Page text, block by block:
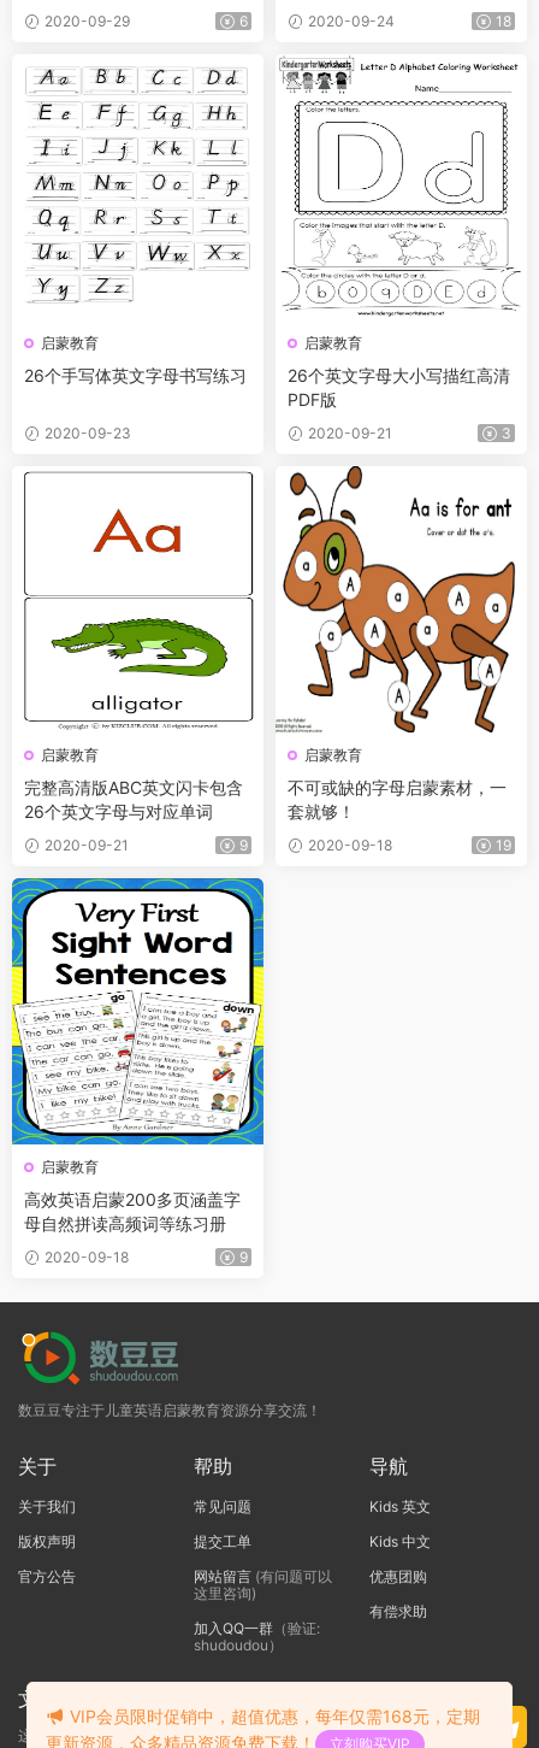
2020-09-29 6
Notebook Preschool Mom
2020-09-24 18
启蒙教育
26个手写体英文字母书写练习
2020-09-23
启蒙教育
26个英文字母大小写描红高清
PDF版
2020-09-21 3
启蒙教育
完整高清版ABC英文闪卡包含
26个英文字母与对应单词
2020-09-21 9
启蒙教育
不可或缺的字母启蒙素材，一
套就够！
2020-09-18 19
启蒙教育
高效英语启蒙200多页涵盖字
母自然拼读高频词等练习册
2020-09-18 9
数豆豆专注于儿童英语启蒙教育资源分享交流！
关于
关于我们
版权声明
官方公告
帮助
常见问题
提交工单
网站留言(有问题可以
这里咨询)
加入QQ一群（验证:
shudoudou）
导航
Kids 英文
Kids 中文
优惠团购
有偿求助
文本标题
这里输入代码
VIP会员限时促销中，超值优惠，每年仅需168元，定期
更新资源，众多精品资源免费下载！
立刻购买VIP